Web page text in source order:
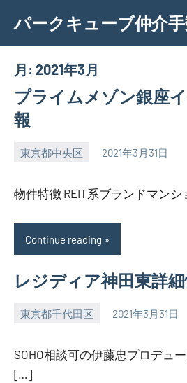
content
パークキューブ仲介
月: 2021年3月
プライムメゾン銀座
報
東京都中央区 2021年3月31日
SEZIMO
物件特徴 REIT系ブランドマン
Continue reading
レジディア神田東詳
東京都千代田区 2021年3月31日
SEZIMO
SOHO相談可の伊藤忠プロデュ
[…]